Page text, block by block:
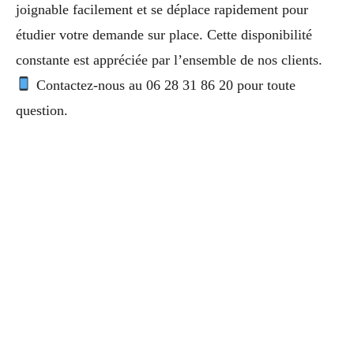
joignable facilement et se déplace rapidement pour
étudier votre demande sur place. Cette disponibilité
constante est appréciée par l’ensemble de nos clients.
Contactez-nous au 06 28 31 86 20 pour toute
question.